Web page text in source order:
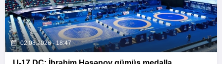
02.08.2026 - 18:47